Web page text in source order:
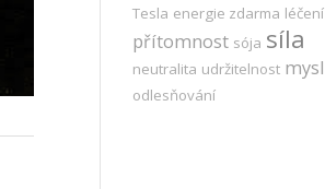
Tesla energie zdarma léčení
přítomnost sója síla
neutralita udržitelnost mysl
odlesňování